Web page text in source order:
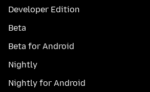
Developer Edition
Beta
Beta for Android
Nightly
Nightly for Android